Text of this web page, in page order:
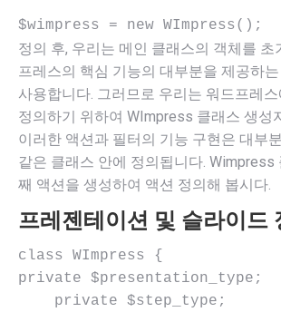
정의 후, 우리는 메인 클래스의 객체를 초
프레스의 핵심 기능의 대부분을 제공하
사용합니다. 그러므로 우리는 워드프레
정의하기 위하여 WImpress 클래스 생성
이러한 액션과 필터의 기능 구현은 대부
같은 클래스 안에 정의됩니다. Wimpress
째 액션을 생성하여 액션 정의해 봅시다.
프레젠테이션 및 슬라이드
class WImpress {
private $presentation_type;